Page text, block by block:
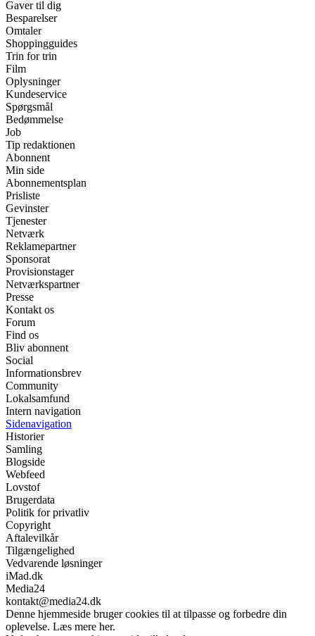
Gaver til dig
Besparelser
Omtaler
Shoppingguides
Trin for trin
Film
Oplysninger
Kundeservice
Spørgsmål
Bedømmelse
Job
Tip redaktionen
Abonnent
Min side
Abonnementsplan
Prisliste
Gevinster
Tjenester
Netværk
Reklamepartner
Sponsorat
Provisionstager
Netværkspartner
Presse
Kontakt os
Forum
Find os
Bliv abonnent
Social
Informationsbrev
Community
Lokalsamfund
Intern navigation
Sidenavigation
Historier
Samling
Blogside
Webfeed
Lovstof
Brugerdata
Politik for privatliv
Copyright
Aftalevilkår
Tilgængelighed
Vedvarende løsninger
iMad.dk
Media24
kontakt@media24.dk
Denne hjemmeside bruger cookies til at tilpasse og forbedre din
oplevelse. Læs mere her.